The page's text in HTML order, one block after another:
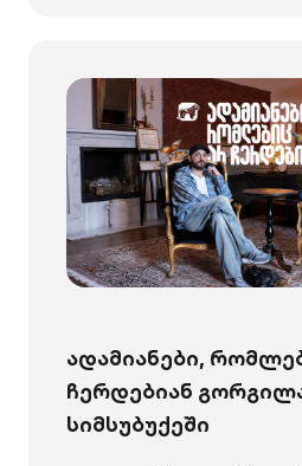
ადამიანები,
ჩერდებიან
სიმსუბუქეში